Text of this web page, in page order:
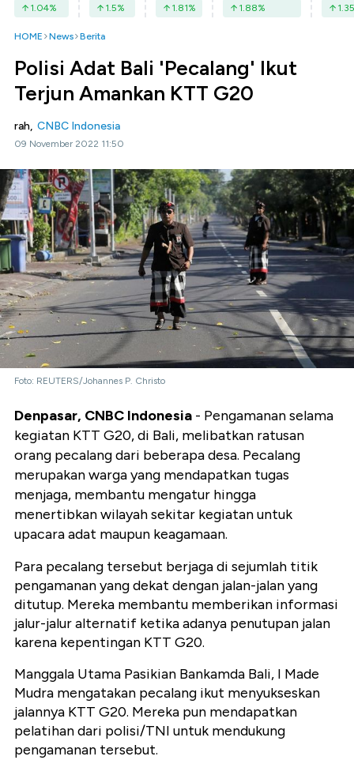
1.04% 1.5% 1.81% 1.88% 1.35
HOME News Berita
Polisi Adat Bali 'Pecalang' Ikut
Terjun Amankan KTT G20
rah, CNBC Indonesia
09 November 2022 11:50
Foto: REUTERS/Johannes P. Christo
Denpasar, CNBC Indonesia - Pengamanan selama
kegiatan KTT G20, di Bali, melibatkan ratusan
orang pecalang dari beberapa desa. Pecalang
merupakan warga yang mendapatkan tugas
menjaga, membantu mengatur hingga
menertibkan wilayah sekitar kegiatan untuk
upacara adat maupun keagamaan.
Para pecalang tersebut berjaga di sejumlah titik
pengamanan yang dekat dengan jalan-jalan yang
ditutup. Mereka membantu memberikan informasi
jalur-jalur alternatif ketika adanya penutupan jalan
karena kepentingan KTT G20.
Manggala Utama Pasikian Bankamda Bali, I Made
Mudra mengatakan pecalang ikut menyukseskan
jalannya KTT G20. Mereka pun mendapatkan
pelatihan dari polisi/TNI untuk mendukung
pengamanan tersebut.